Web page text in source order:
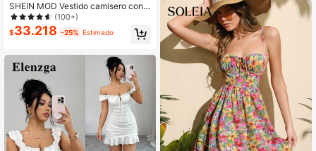
SHEIN MOD Vestido camisero con b
usto fruncido y estampado floral pri
maveral en todo el diseño
(100+)
$33.218 -25% Estimado